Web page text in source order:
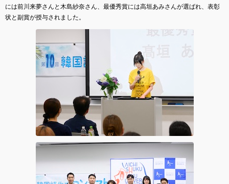
には前川来夢さんと木島紗奈さん、最優秀賞には高垣あみさんが選ばれ、表彰
状と副賞が授与されました。